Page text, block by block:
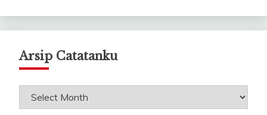
Arsip Catatanku
Arsip